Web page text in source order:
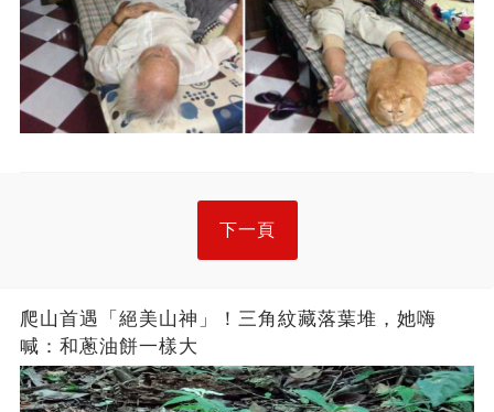
下一頁
爬山首遇「絕美山神」！三角紋藏落葉堆，她嗨
喊：和蔥油餅一樣大